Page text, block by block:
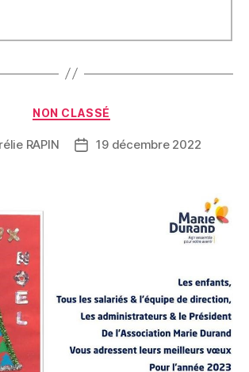
NON CLASSÉ
RAPIN 19 décembre 2022